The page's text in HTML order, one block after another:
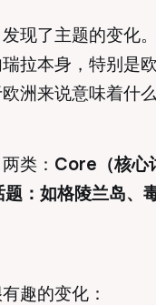
现了主题的变化
拉本身，特别是
洲来说意味着什么
类： Core（核心
：如格陵兰岛、
趣的变化：